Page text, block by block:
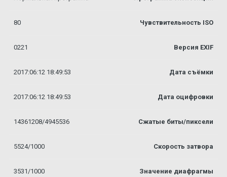
Чувствительность ISO
80
Версия EXIF
0221
Дата съёмки
2017:06:12 18:49:53
Дата оцифровки
2017:06:12 18:49:53
Сжатые биты/пиксели
14361208/4945536
Скорость затвора
5524/1000
Значение диафрагмы
3531/1000